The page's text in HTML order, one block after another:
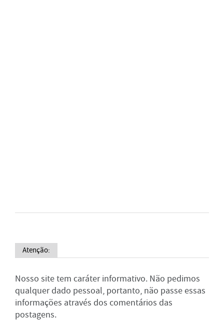
Atenção:
Nosso site tem caráter informativo. Não pedimos
qualquer dado pessoal, portanto, não passe essas
informações através dos comentários das
postagens.